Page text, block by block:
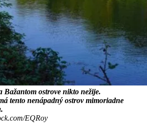
Bažantom ostrove nikto nežije.
tento nenápadný ostrov mimoriadne
EQRoy